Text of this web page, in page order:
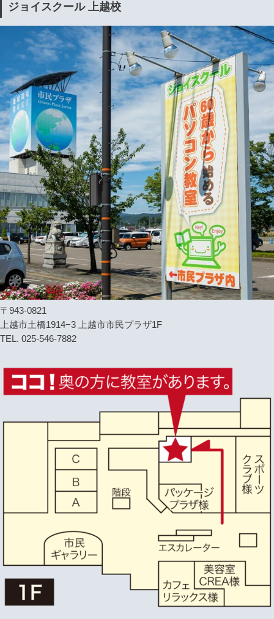
ジョイスクール 上越校
〒943-0821
上越市土橋1914−3 上越市市民プラザ1F
TEL. 025-546-7882